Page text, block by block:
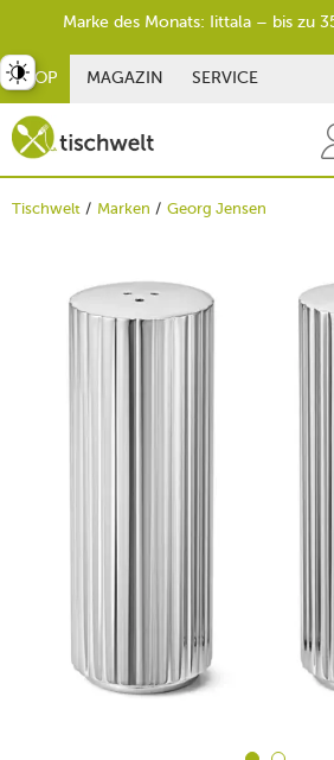
SHOP MAGAZIN SERVICE
Tischwelt Marken Georg Jensen
umschalten
Marke des Monats: Iittala – bis zu